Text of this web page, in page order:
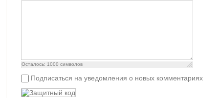
Осталось: 1000 символов
Подписаться на уведомления о новых комментариях